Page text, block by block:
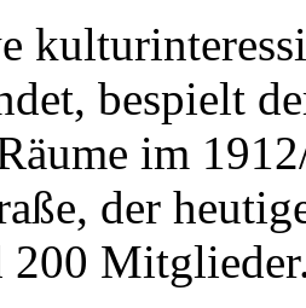
bespielt
im
der
200